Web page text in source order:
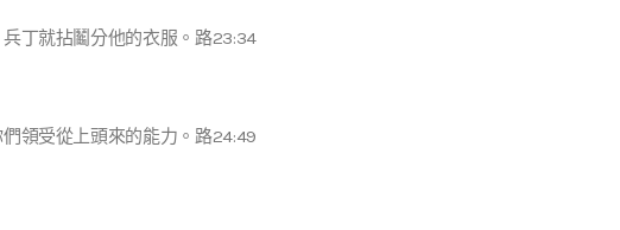
丁就拈鬮分他的衣服。路23:34
領受從上頭來的能力。路24:49